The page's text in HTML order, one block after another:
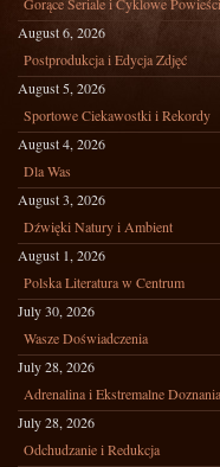
August 6, 2026
Postprodukcja i Edycja Zdjęć
August 5, 2026
Sportowe Ciekawostki i Rekordy
August 4, 2026
Dla Was
August 3, 2026
Dźwięki Natury i Ambient
August 1, 2026
Polska Literatura w Centrum
July 30, 2026
Wasze Doświadczenia
July 28, 2026
Adrenalina i Ekstremalne Doznania
July 28, 2026
Odchudzanie i Redukcja